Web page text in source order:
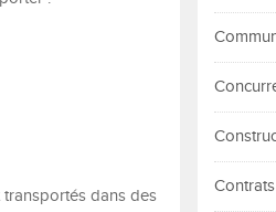
transportés dans des
Contrats